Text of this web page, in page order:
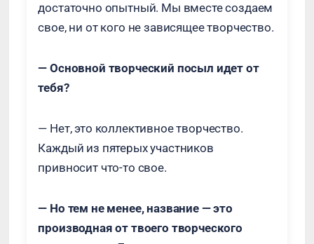
достаточно опытный. Мы вместе создаем
свое, ни от кого не зависящее творчество.
— Основной творческий посыл идет от
тебя?
— Нет, это коллективное творчество.
Каждый из пятерых участников
привносит что-то свое.
— Но тем не менее, название — это
производная от твоего творческого